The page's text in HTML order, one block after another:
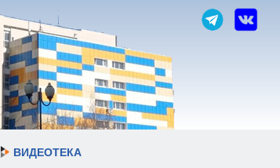
ВИДЕОТЕКА